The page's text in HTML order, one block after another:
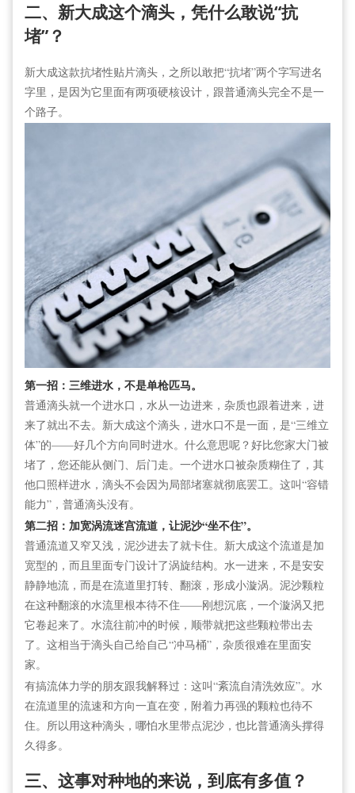
二、新大成这个滴头，凭什么敢说“抗
堵”？
新大成这款抗堵性贴片滴头，之所以敢把“抗堵”两个字写进名
字里，是因为它里面有两项硬核设计，跟普通滴头完全不是一
个路子。
第一招：三维进水，不是单枪匹马。
普通滴头就一个进水口，水从一边进来，杂质也跟着进来，进
来了就出不去。新大成这个滴头，进水口不是一面，是“三维立
体”的——好几个方向同时进水。什么意思呢？好比您家大门被
堵了，您还能从侧门、后门走。一个进水口被杂质糊住了，其
他口照样进水，滴头不会因为局部堵塞就彻底罢工。这叫“容错
能力”，普通滴头没有。
第二招：加宽涡流迷宫流道，让泥沙“坐不住”。
普通流道又窄又浅，泥沙进去了就卡住。新大成这个流道是加
宽型的，而且里面专门设计了涡旋结构。水一进来，不是安安
静静地流，而是在流道里打转、翻滚，形成小漩涡。泥沙颗粒
在这种翻滚的水流里根本待不住——刚想沉底，一个漩涡又把
它卷起来了。水流往前冲的时候，顺带就把这些颗粒带出去
了。这相当于滴头自己给自己“冲马桶”，杂质很难在里面安
家。
有搞流体力学的朋友跟我解释过：这叫“紊流自清洗效应”。水
在流道里的流速和方向一直在变，附着力再强的颗粒也待不
住。所以用这种滴头，哪怕水里带点泥沙，也比普通滴头撑得
久得多。
三、这事对种地的来说，到底有多值？